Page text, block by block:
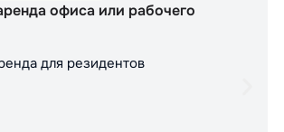
офиса или рабочего
для резидентов